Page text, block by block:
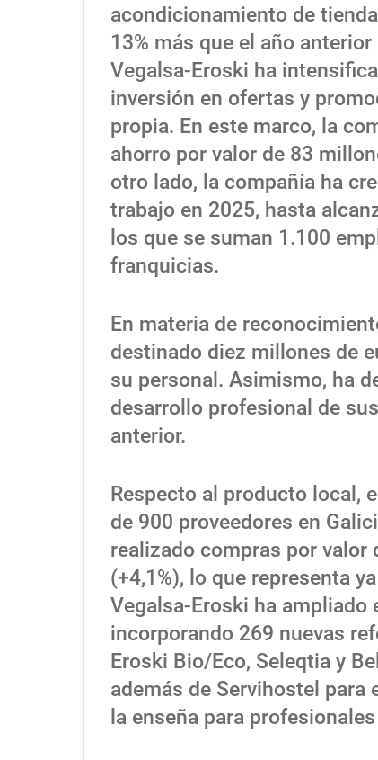
acondicionamiento de
13% más que el año anterior
Vegalsa-Eroski ha
inversión en ofertas y
propia. En este marco, la
ahorro por valor de 83
otro lado, la compañía ha
trabajo en 2025, hasta
los que se suman 1.100
franquicias.
En materia de
destinado diez millones de
su personal. Asimismo, ha
desarrollo profesional de
anterior.
Respecto al producto local,
de 900 proveedores en
realizado compras por valor
(+4,1%), lo que representa
Vegalsa-Eroski ha
incorporando 269 nuevas
Eroski Bio/Eco, Seleqtia y
además de Servihostel para
la enseña para